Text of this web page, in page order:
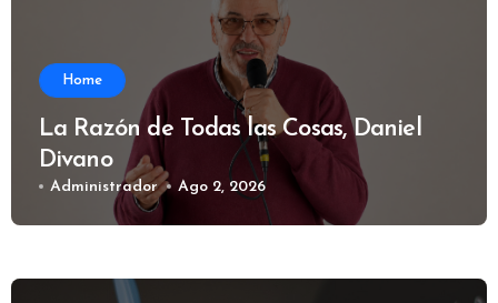
Home
La Razón de Todas las Cosas, Daniel
Divano
Administrador Ago 2, 2026